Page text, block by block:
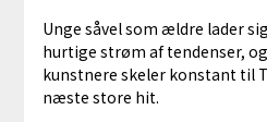
Unge såvel som ældre lader
hurtige strøm af tendenser,
kunstnere skeler konstant til
næste store hit.